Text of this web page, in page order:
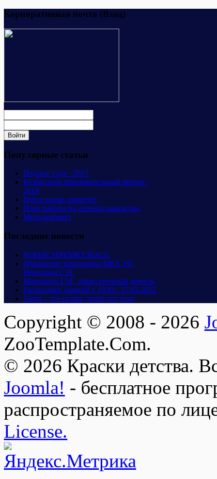
Корпоративная почта (Вход)
Популярные статьи
Педагог года - 2017
Кузбасский образовательный форум -
2019
Центр вновь впереди!
План работы на осенние каникулы
Методкабинет
Последние новости
#ОБЪЯСНЯЕМКУЗБАСС
Обращение начальника МКУ УО
Ненилина С.Н.
Макашина Г.М., общественный деятель
Расписание занятий с 19.03 - 27.03.2022
Театр – это сказка, театр-это чудо
Copyright © 2008 - 2026
ZooTemplate.Com.
© 2026 Краски детства.
Joomla! - бесплатное
распространяемое по
License.